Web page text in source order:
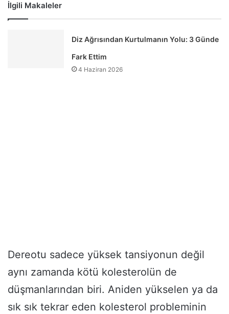
İlgili Makaleler
Diz Ağrısından Kurtulmanın Yolu: 3 Günde
Fark Ettim
4 Haziran 2026
Dereotu sadece yüksek tansiyonun değil
aynı zamanda kötü kolesterolün de
düşmanlarından biri. Aniden yükselen ya da
sık sık tekrar eden kolesterol probleminin